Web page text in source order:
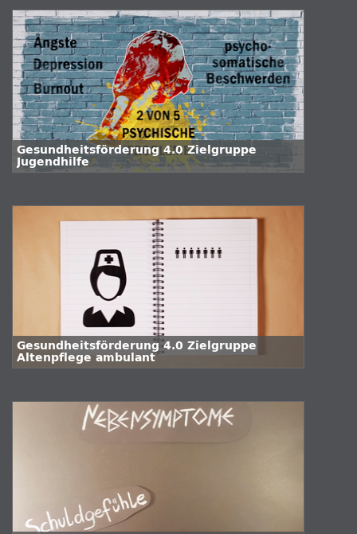
Gesundheitsförderung 4.0 Zielgruppe
Jugendhilfe
Gesundheitsförderung 4.0 Zielgruppe
Altenpflege ambulant